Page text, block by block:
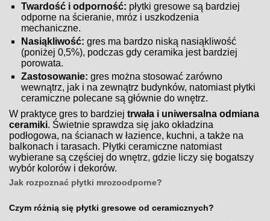
Twardość i odporność: płytki gresowe są bardziej
odporne na ścieranie, mróz i uszkodzenia
mechaniczne.
Nasiąkliwość: gres ma bardzo niską nasiąkliwość
(poniżej 0,5%), podczas gdy ceramika jest bardziej
porowata.
Zastosowanie: gres można stosować zarówno
wewnątrz, jak i na zewnątrz budynków, natomiast płytki
ceramiczne polecane są głównie do wnętrz.
W praktyce gres to bardziejtrwała i uniwersalna odmiana
ceramiki. Świetnie sprawdza się jako okładzina
podłogowa, na ścianach w łazience, kuchni, a także na
balkonach i tarasach. Płytki ceramiczne natomiast
wybierane są częściej do wnętrz, gdzie liczy się bogatszy
wybór kolorów i dekorów.
Jak rozpoznać płytki mrozoodporne?
Czym różnią się płytki gresowe od ceramicznych?